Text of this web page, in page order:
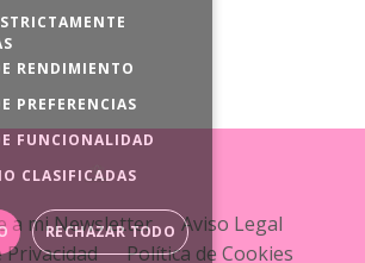
a mi Newsletter
Aviso Legal
Privacidad
Política de Cookies
RENDIMIENTO
PREFERENCIAS
FUNCIONALIDAD
CLASIFICADAS
RECHAZAR TODO